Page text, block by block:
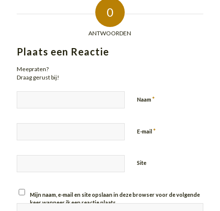
0
ANTWOORDEN
Plaats een Reactie
Meepraten?
Draag gerust bij!
Naam*
E-mail*
Site
Mijn naam, e-mail en site opslaan in deze browser voor de volgende
keer wanneer ik een reactie plaats.